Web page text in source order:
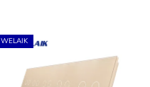
WELAIK